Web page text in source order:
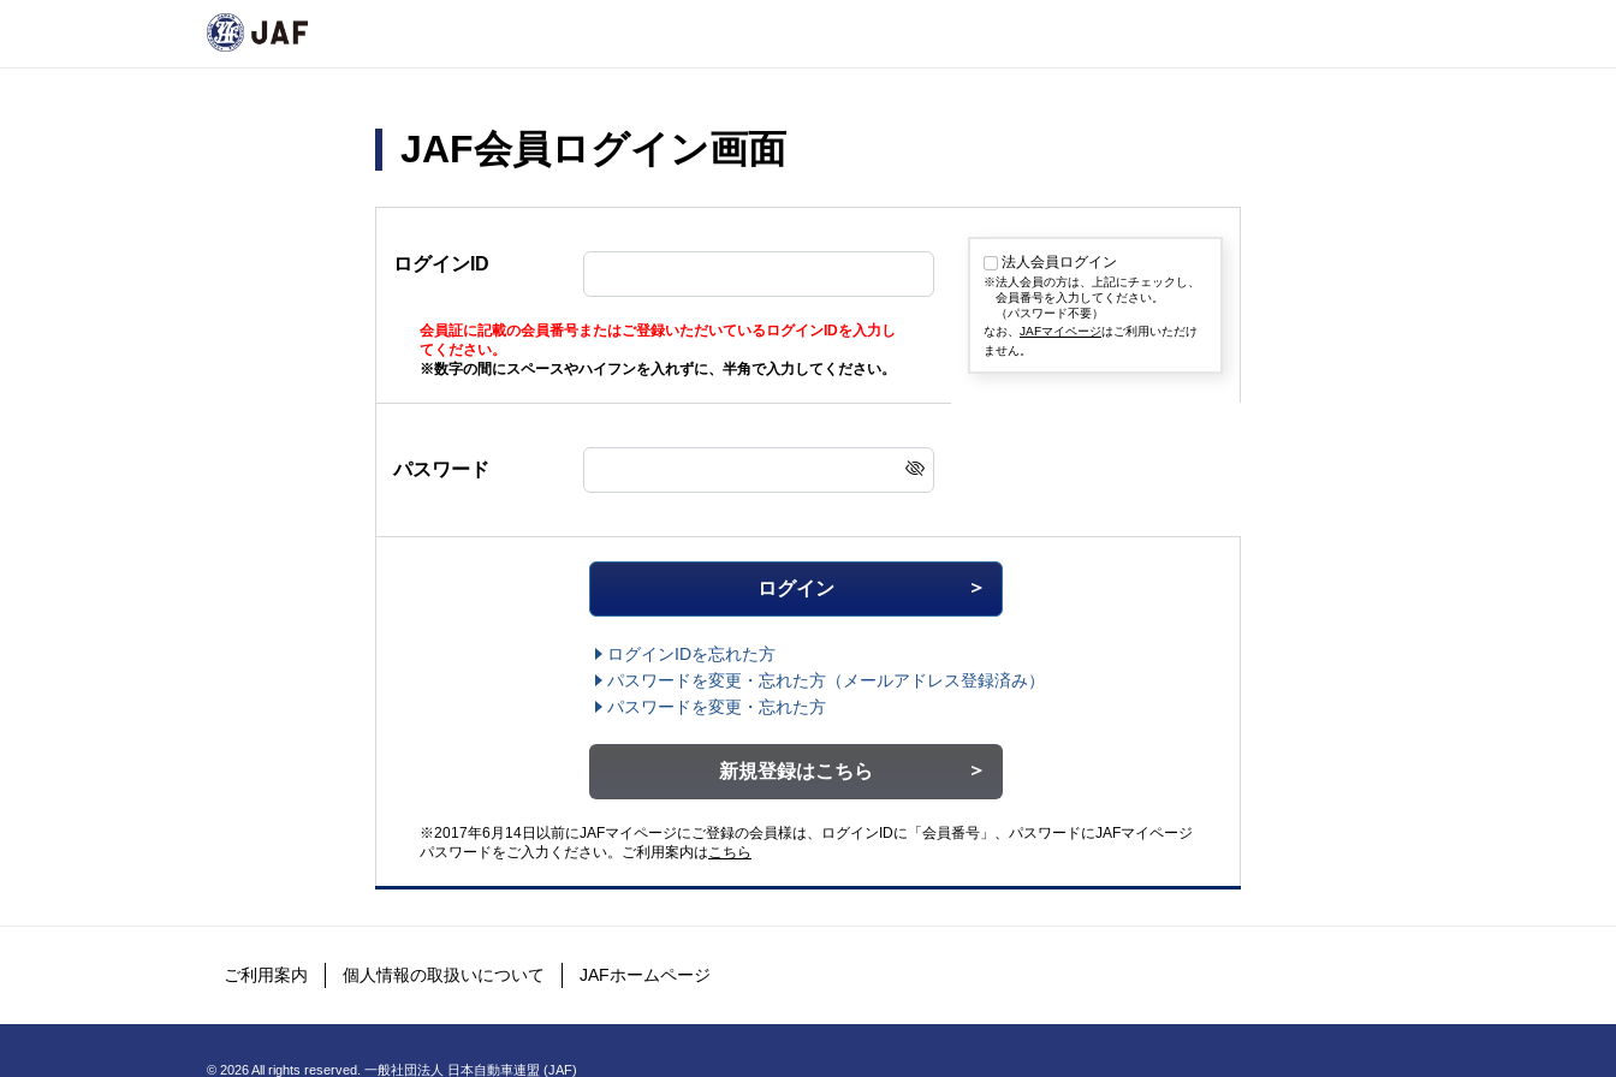
JAF会員ログイン画面
ログインID 法人会員ログイン
法人会員の方は、上記にチェックし、
会員番号を入力してください。
（パスワード不要）
なお、 JAFマイページはご利用いただけ
ません。
会員証に記載の会員番号またはご登録いただいているログインIDを入力し
てください。
※数字の間にスペースやハイフンを入れずに、半角で入力してください。
パスワード
ログインIDを忘れた方
パスワードを変更・忘れた方 （メールアドレス登録済み）
パスワードを変更・忘れた方
新規登録はこちら
※2017年6月14日以前にJAFマイページにご登録の会員様は、ログインIDに「会員番号」、パスワードにJAFマイページ
パスワードをご入力ください。 ご利用案内はこちら
ご利用案内 個人情報の取扱いについて JAFホームページ
© 2026 All rights reserved. 一般社団法人 日本自動車連盟 (JAF)